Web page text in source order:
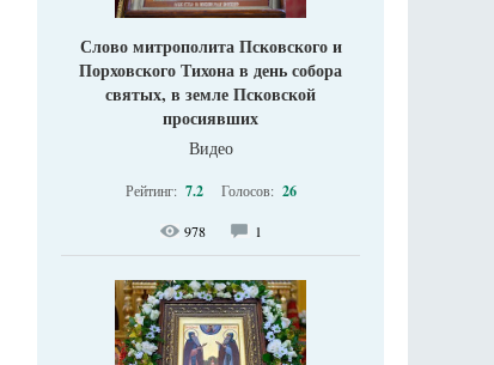
Слово митрополита Псковского и
Порховского Тихона в день собора
святых, в земле Псковской
просиявших
Видео
Рейтинг: 7.2 Голосов: 26
978 1